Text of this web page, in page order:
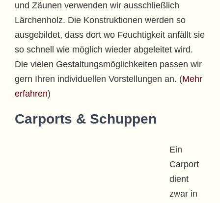
und Zäunen verwenden wir ausschließlich
Lärchenholz. Die Konstruktionen werden so
ausgebildet, dass dort wo Feuchtigkeit anfällt sie
so schnell wie möglich wieder abgeleitet wird.
Die vielen Gestaltungsmöglichkeiten passen wir
gern Ihren individuellen Vorstellungen an. (Mehr
erfahren)
Carports & Schuppen
Ein
Carport
dient
zwar in